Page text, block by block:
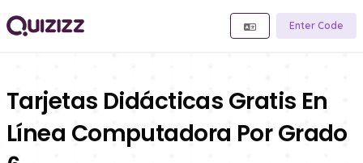
Enter Code
Tarjetas Didácticas Gratis En
Línea Computadora Por Grado